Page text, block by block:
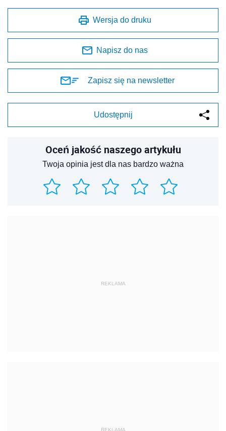
Wersja do druku
Napisz do nas
Zapisz się na newsletter
Udostępnij
Oceń jakość naszego artykułu
Twoja opinia jest dla nas bardzo ważna
REKLAMA